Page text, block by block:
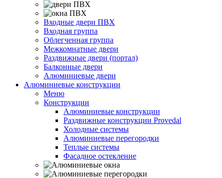
Входные двери ПВХ
Входная группа
Облегченная группа
Межкомнатные двери
Раздвижные двери (портал)
Балконные двери
Алюминиевые двери
Алюминиевые конструкции
Меню
Конструкции
Алюминиевые конструкции
Раздвижные конструкции Provedal
Холодные системы
Алюминиевые перегородки
Теплые системы
Фасадное остекление